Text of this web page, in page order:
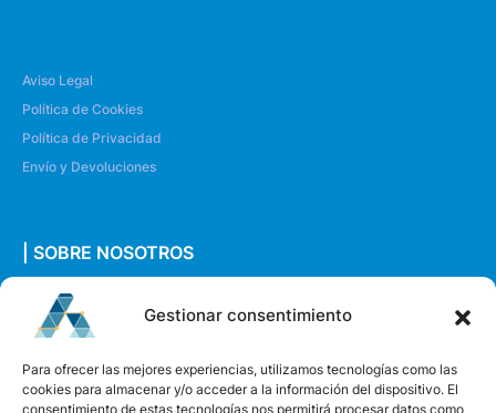
Gestionar consentimiento
Para ofrecer las mejores experiencias, utilizamos tecnologías como las
cookies para almacenar y/o acceder a la información del dispositivo. El
consentimiento de estas tecnologías nos permitirá procesar datos como
Aviso Legal
Política de Cookies
Política de Privacidad
Envío y Devoluciones
| SOBRE NOSOTROS
Quiénes somos
Envíanos un mensaje